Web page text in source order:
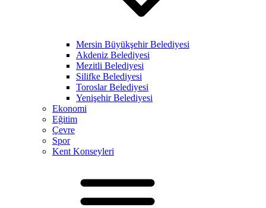
Mersin Büyükşehir Belediyesi
Akdeniz Belediyesi
Mezitli Belediyesi
Silifke Belediyesi
Toroslar Belediyesi
Yenişehir Belediyesi
Ekonomi
Eğitim
Çevre
Spor
Kent Konseyleri